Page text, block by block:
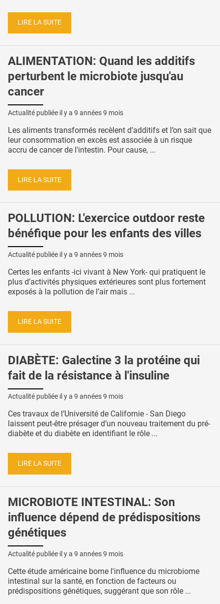
LIRE LA SUITE
ALIMENTATION: Quand les additifs
perturbent le microbiote jusqu'au
cancer
Actualité publiée il y a 9 années 9 mois
Les aliments transformés recèlent d’additifs et l’on sait que
leur consommation en excès est associée à un risque
accru de cancer de l'intestin. Pour cause, ...
LIRE LA SUITE
POLLUTION: L'exercice outdoor reste
bénéfique pour les enfants des villes
Actualité publiée il y a 9 années 9 mois
Certes les enfants -ici vivant à New York- qui pratiquent le
plus d’activités physiques extérieures sont plus fortement
exposés à la pollution de l’air mais ...
LIRE LA SUITE
DIABÈTE: Galectine 3 la protéine qui
fait de la résistance à l'insuline
Actualité publiée il y a 9 années 9 mois
Ces travaux de l’Université de Californie - San Diego
laissent peut-être présager d’un nouveau traitement du pré-
diabète et du diabète en identifiant le rôle ...
LIRE LA SUITE
MICROBIOTE INTESTINAL: Son
influence dépend de prédispositions
génétiques
Actualité publiée il y a 9 années 9 mois
Cette étude américaine borne l'influence du microbiome
intestinal sur la santé, en fonction de facteurs ou
prédispositions génétiques, suggérant que son rôle ...